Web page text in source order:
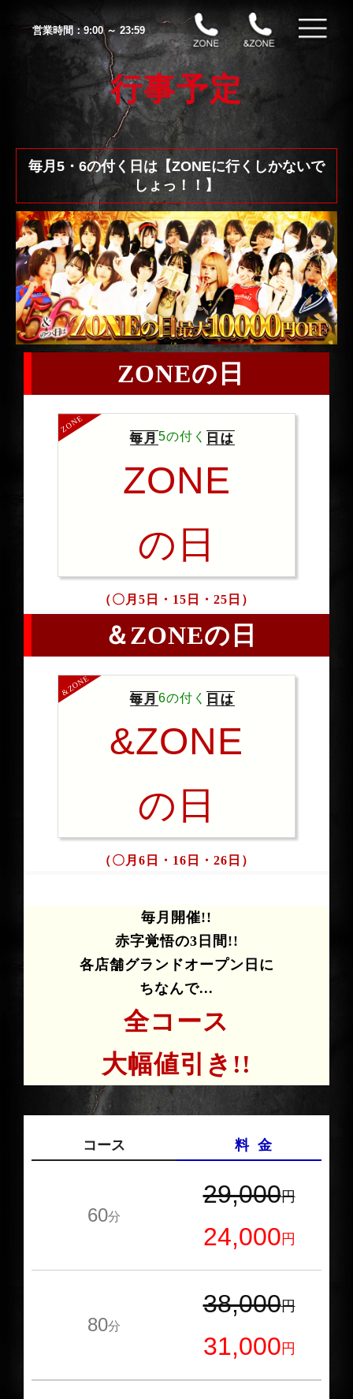
営業時間：9:00 ～ 23:59
行事予定
毎月5・6の付く日は【ZONEに行くしかないで
しょっ！！】
ZONEの日
ZONE
毎月 5の付く 日は
ZONE
の日
（〇月5日・15日・25日）
＆ZONEの日
&ZONE
毎月 6の付く 日は
&ZONE
の日
（〇月6日・16日・26日）
毎月開催!!
赤字覚悟の3日間!!
各店舗グランドオープン日に
ちなんで...
全コース
大幅値引き!!
コース 料 金
60分
29,000円
24,000円
80分
38,000円
31,000円